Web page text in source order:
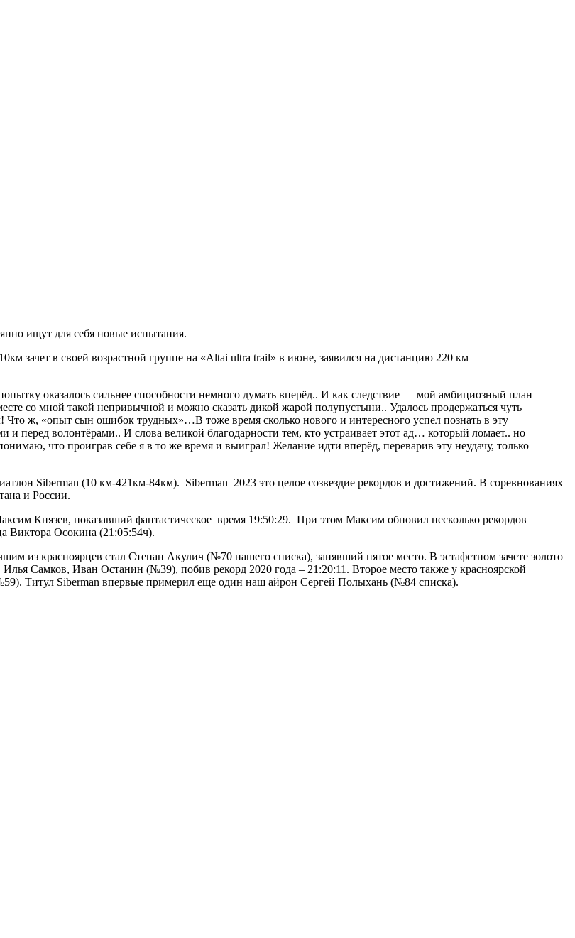
ищут для себя новые испытания.
зачет в своей возрастной группе на «Altai ultra trail» в июне, заявился на дистанцию 220 км
оказалось сильнее способности немного думать вперёд.. И как следствие — мой амбициозный план
со мной такой непривычной и можно сказать дикой жарой полупустыни.. Удалось продержаться чуть
ж, «опыт сын ошибок трудных»…В тоже время сколько нового и интересного успел познать в эту
волонтёрами.. И слова великой благодарности тем, кто устраивает этот ад… который ломает.. но
что проиграв себе я в то же время и выиграл! Желание идти вперёд, переварив эту неудачу, только
Siberman (10 км-421км-84км). Siberman 2023 это целое созвездие рекордов и достижений. В соревнованиях
и России.
Князев, показавший фантастическое время 19:50:29. При этом Максим обновил несколько рекордов
Виктора Осокина (21:05:54ч).
из красноярцев стал Степан Акулич (№70 нашего списка), занявший пятое место. В эстафетном зачете золото
Самков, Иван Останин (№39), побив рекорд 2020 года – 21:20:11. Второе место также у красноярской
Титул Siberman впервые примерил еще один наш айрон Сергей Полыхань (№84 списка).